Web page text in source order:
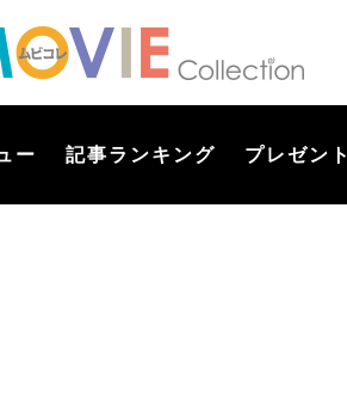
ー 記事ランキング プレゼント